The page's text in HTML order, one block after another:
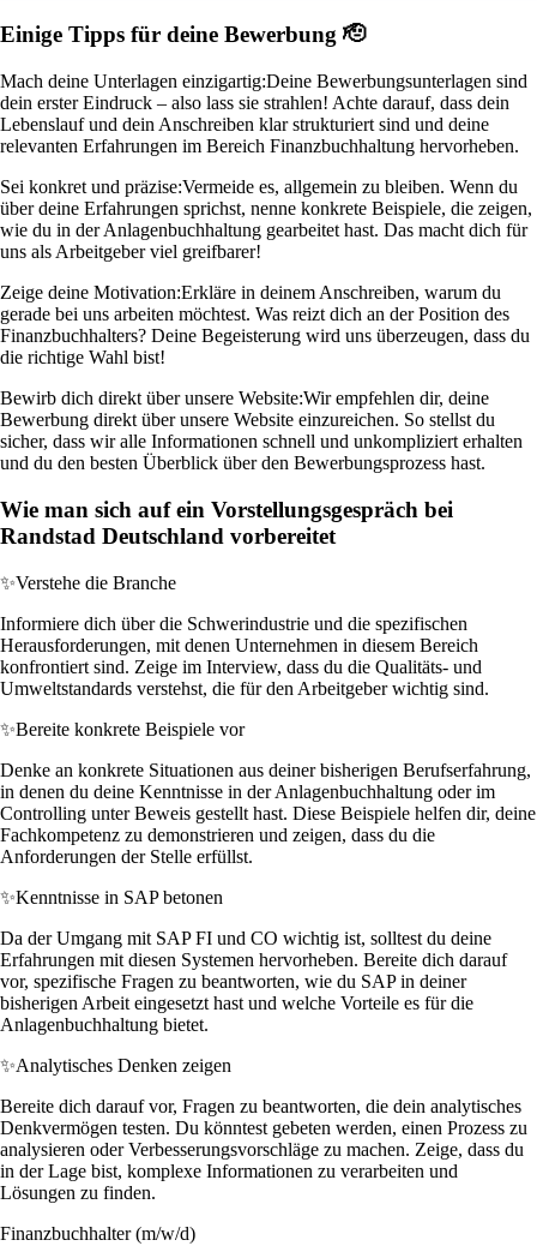
Einige Tipps für deine Bewerbung 🫡
Mach deine Unterlagen einzigartig:Deine Bewerbungsunterlagen sind
dein erster Eindruck – also lass sie strahlen! Achte darauf, dass dein
Lebenslauf und dein Anschreiben klar strukturiert sind und deine
relevanten Erfahrungen im Bereich Finanzbuchhaltung hervorheben.
Sei konkret und präzise:Vermeide es, allgemein zu bleiben. Wenn du
über deine Erfahrungen sprichst, nenne konkrete Beispiele, die zeigen,
wie du in der Anlagenbuchhaltung gearbeitet hast. Das macht dich für
uns als Arbeitgeber viel greifbarer!
Zeige deine Motivation:Erkläre in deinem Anschreiben, warum du
gerade bei uns arbeiten möchtest. Was reizt dich an der Position des
Finanzbuchhalters? Deine Begeisterung wird uns überzeugen, dass du
die richtige Wahl bist!
Bewirb dich direkt über unsere Website:Wir empfehlen dir, deine
Bewerbung direkt über unsere Website einzureichen. So stellst du
sicher, dass wir alle Informationen schnell und unkompliziert erhalten
und du den besten Überblick über den Bewerbungsprozess hast.
Wie man sich auf ein Vorstellungsgespräch bei
Randstad Deutschland vorbereitet
✨Verstehe die Branche
Informiere dich über die Schwerindustrie und die spezifischen
Herausforderungen, mit denen Unternehmen in diesem Bereich
konfrontiert sind. Zeige im Interview, dass du die Qualitäts- und
Umweltstandards verstehst, die für den Arbeitgeber wichtig sind.
✨Bereite konkrete Beispiele vor
Denke an konkrete Situationen aus deiner bisherigen Berufserfahrung,
in denen du deine Kenntnisse in der Anlagenbuchhaltung oder im
Controlling unter Beweis gestellt hast. Diese Beispiele helfen dir, deine
Fachkompetenz zu demonstrieren und zeigen, dass du die
Anforderungen der Stelle erfüllst.
✨Kenntnisse in SAP betonen
Da der Umgang mit SAP FI und CO wichtig ist, solltest du deine
Erfahrungen mit diesen Systemen hervorheben. Bereite dich darauf
vor, spezifische Fragen zu beantworten, wie du SAP in deiner
bisherigen Arbeit eingesetzt hast und welche Vorteile es für die
Anlagenbuchhaltung bietet.
✨Analytisches Denken zeigen
Bereite dich darauf vor, Fragen zu beantworten, die dein analytisches
Denkvermögen testen. Du könntest gebeten werden, einen Prozess zu
analysieren oder Verbesserungsvorschläge zu machen. Zeige, dass du
in der Lage bist, komplexe Informationen zu verarbeiten und
Lösungen zu finden.
Finanzbuchhalter (m/w/d)